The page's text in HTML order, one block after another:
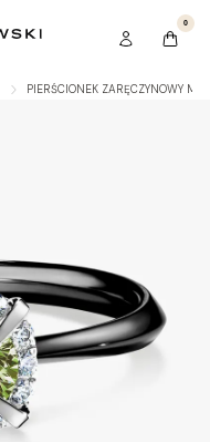
0
PIERŚCIONEK ZARĘCZYNOWY